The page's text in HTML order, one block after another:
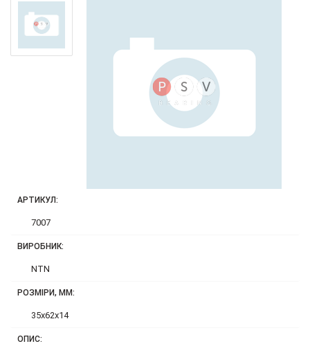
АРТИКУЛ:
7007
ВИРОБНИК:
NTN
РОЗМІРИ, ММ:
35x62x14
ОПИС: